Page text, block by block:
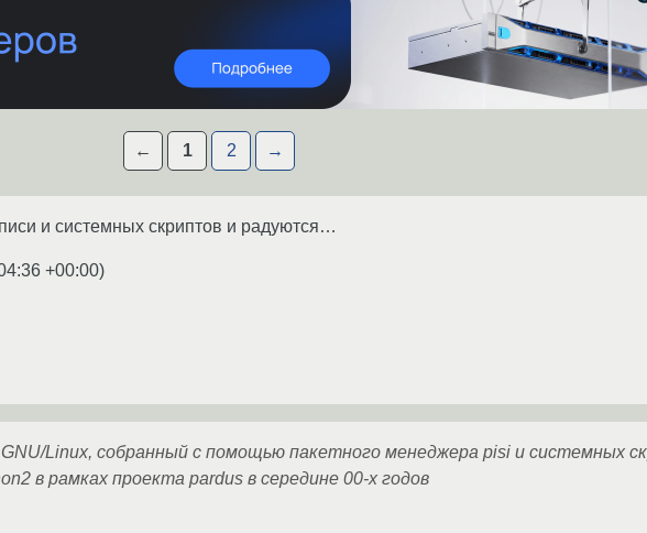
← 1 2 →
и системных скриптов и радуются…
+00:00)
Linux, собранный с помощью пакетного менеджера pisi и системных
в рамках проекта pardus в середине 00-х годов